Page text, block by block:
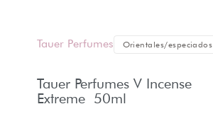
Tauer Perfumes Orientales/especiados
Tauer Perfumes V Incense
Extreme 50ml